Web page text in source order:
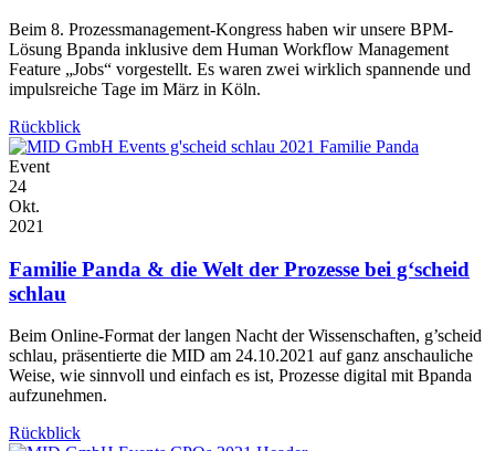
Beim 8. Prozessmanagement-Kongress haben wir unsere BPM-
Lösung Bpanda inklusive dem Human Workflow Management
Feature „Jobs“ vorgestellt. Es waren zwei wirklich spannende und
impulsreiche Tage im März in Köln.
Rückblick
Event
24
Okt.
2021
Familie Panda & die Welt der Prozesse bei g‘scheid
schlau
Beim Online-Format der langen Nacht der Wissenschaften, g’scheid
schlau, präsentierte die MID am 24.10.2021 auf ganz anschauliche
Weise, wie sinnvoll und einfach es ist, Prozesse digital mit Bpanda
aufzunehmen.
Rückblick